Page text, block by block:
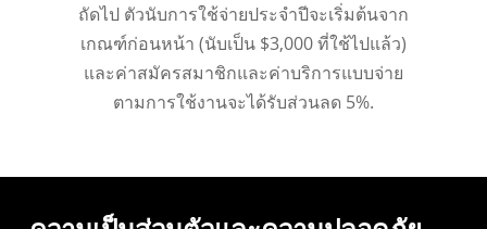
ถัดไป ตัวนับการใช้จ่ายประจำปีจะเริ่มต้นจาก
เกณฑ์ก่อนหน้า (นับเป็น $3,000 ที่ใช้ไปแล้ว)
และค่าสมัครสมาชิกและค่าบริการแบบจ่าย
ตามการใช้งานจะได้รับส่วนลด 5%.